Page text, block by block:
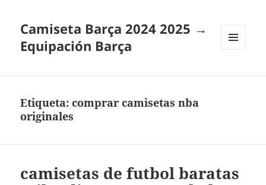
Camiseta Barça 2024 2025 →
Equipación Barça
Etiqueta:comprar camisetas nba
originales
camisetas de futbol baratas